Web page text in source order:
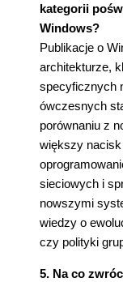
kategorii
Windows?
Publikacje o
architekturze,
specyficznych
ówczesnych
porównaniu z
większy nacisk
sieciowych i
nowszymi
wiedzy o
czy polityki
5. Na co